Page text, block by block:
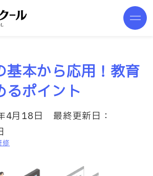
基本から応用！教育
るポイント
4月18日
最終更新日：
修